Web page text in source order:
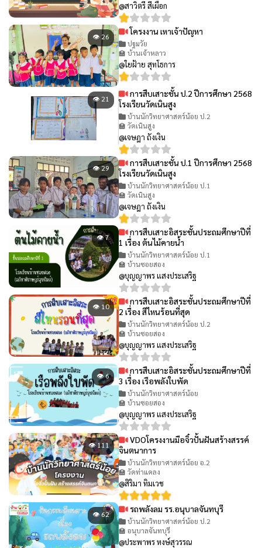
@สาวิตรี สีเผือก
👁 26 โครงงาน เหาเจ้าปัญหา
ปฐมวัย
🏫 บ้านเจ้าหลาว
@ใยฝ้าย สุทโธการ
👁 21
การสืบเสาะชั้น ป.2 ปีการศึกษา 2568
โรงเรียนวัดเนินสูง
บ้านนักวิทยาศาสตร์น้อย ป.2
🏫 วัดเนินสูง
@เจษฎา ถังเงิน
👁 29
การสืบเสาะชั้น ป.1 ปีการศึกษา 2568
โรงเรียนวัดเนินสูง
บ้านนักวิทยาศาสตร์น้อย ป.1
🏫 วัดเนินสูง
@เจษฎา ถังเงิน
👁 7
การสืบเสาะอิสระชั้นประถมศึกษาปีที่
1 เรื่อง ต้นไม้คายน้ำ
บ้านนักวิทยาศาสตร์น้อย ป.1
🏫 บ้านซอยสอง
@บุญญาพร แสงประเสริฐ
👁 10
การสืบเสาะอิสระชั้นประถมศึกษาปีที่
2 เรื่อง สีไหนร้อนที่สุด
บ้านนักวิทยาศาสตร์น้อย ป.2
🏫 บ้านซอยสอง
@บุญญาพร แสงประเสริฐ
👁 6
การสืบเสาะอิสระชั้นประถมศึกษาปีที่
3 เรื่อง เรือพลังใบพัด
บ้านนักวิทยาศาสตร์น้อย
🏫 บ้านซอยสอง
@บุญญาพร แสงประเสริฐ
👁 111
VDOโครงงานมือจิ๋วปั้นฝันสร้างสรรค์
จินตนาการ
บ้านนักวิทยาศาสตร์น้อย อ.2
🏫 วัดท่าแคลง
@สิริมา ทิมเวช
👁 62 รถพลังลม รร.อนุบาลจันทบุรี
บ้านนักวิทยาศาสตร์น้อย ป.2
🏫 อนุบาลจันทบุรี
@ประพาพร หงษ์สุวรรณ